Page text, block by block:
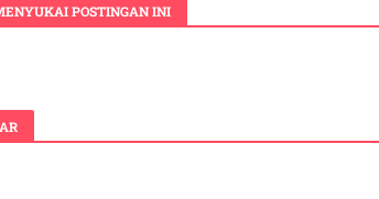
POSTINGAN INI